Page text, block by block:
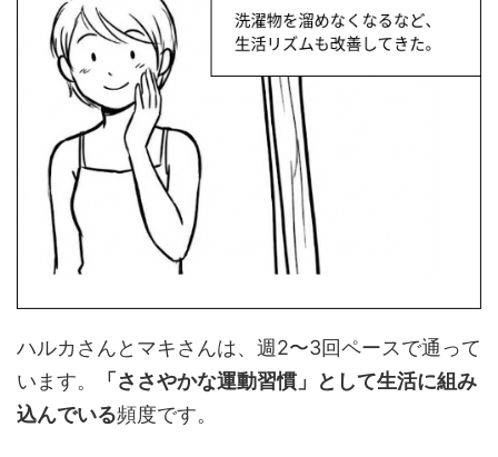
ハルカさんとマキさんは、週2〜3回ペースで通って
います。
「ささやかな運動習慣」として生活に組み
込んでいる頻度です。